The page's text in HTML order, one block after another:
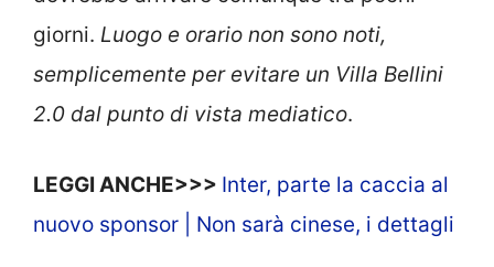
giorni. Luogo e orario non sono noti,
semplicemente per evitare un Villa Bellini
2.0 dal punto di vista mediatico.
LEGGI ANCHE>>> Inter, parte la caccia al
nuovo sponsor | Non sarà cinese, i dettagli